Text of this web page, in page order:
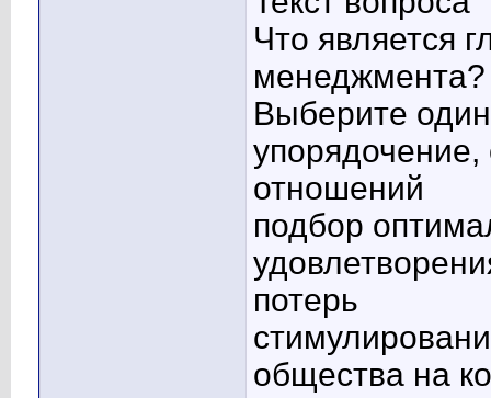
Что является
менеджмента?
Выберите
отношений
подбор
потерь
общества на